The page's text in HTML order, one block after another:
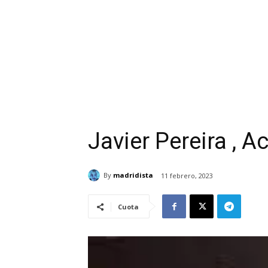
Javier Pereira ,
By madridista 11 febrero, 2023
Cuota